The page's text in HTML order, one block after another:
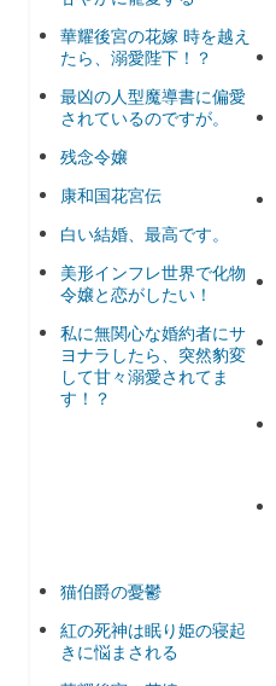
華耀後宮の花嫁 時を越え
たら、溺愛陛下！？
最凶の人型魔導書に偏愛
されているのですが。
残念令嬢
康和国花宮伝
白い結婚、最高です。
美形インフレ世界で化物
令嬢と恋がしたい！
私に無関心な婚約者にサ
ヨナラしたら、突然豹変
して甘々溺愛されてま
す！？
猫伯爵の憂鬱
紅の死神は眠り姫の寝起
きに悩まされる